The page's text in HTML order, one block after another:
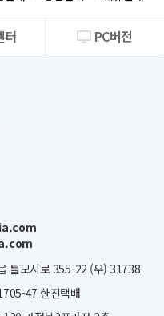
개
터 PC버전
틀모시로 355-22 (우) 31738
47 한진택배